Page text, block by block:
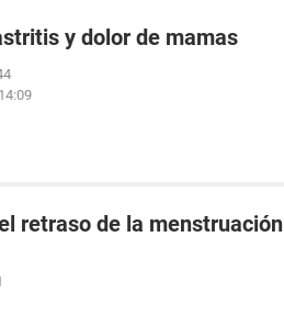
y dolor de mamas
retraso de la menstruación